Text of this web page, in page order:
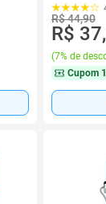
R$ 44,90
R$
(7% de
Cupom